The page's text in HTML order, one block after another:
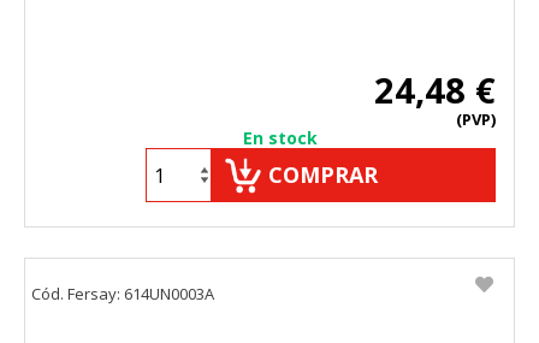
24,48 €
(PVP)
En stock
COMPRAR
Cód. Fersay: 614UN0003A